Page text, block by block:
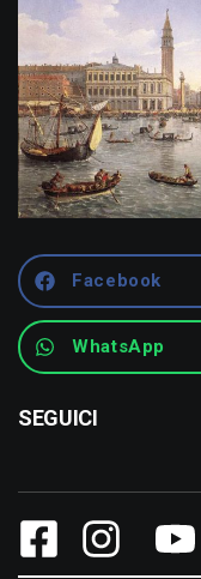
Facebook
WhatsApp
SEGUICI